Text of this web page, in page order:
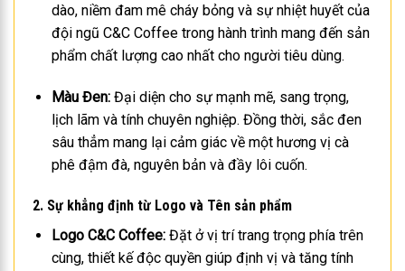
dào, niềm đam mê cháy bỏng và sự nhiệt huyết của
đội ngũ C&C Coffee trong hành trình mang đến sản
phẩm chất lượng cao nhất cho người tiêu dùng.
Màu Đen:Đại diện cho sự mạnh mẽ, sang trọng,
lịch lãm và tính chuyên nghiệp. Đồng thời, sắc đen
sâu thẳm mang lại cảm giác về một hương vị cà
phê đậm đà, nguyên bản và đầy lôi cuốn.
2. Sự khẳng định từ Logo và Tên sản phẩm
Logo C&C Coffee:Đặt ở vị trí trang trọng phía trên
cùng, thiết kế độc quyền giúp định vị và tăng tính